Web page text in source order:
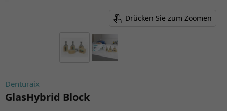
Drücken Sie zum Zoomen
Denturaix
GlasHybrid Block